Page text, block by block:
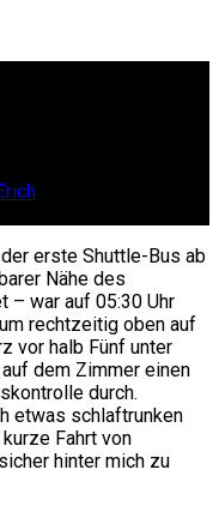
Erich
erste Shuttle-Bus ab
Nähe des
– war auf 05:30 Uhr
rechtzeitig oben auf
vor halb Fünf unter
dem Zimmer einen
durch.
etwas schlaftrunken
Fahrt von
hinter mich zu